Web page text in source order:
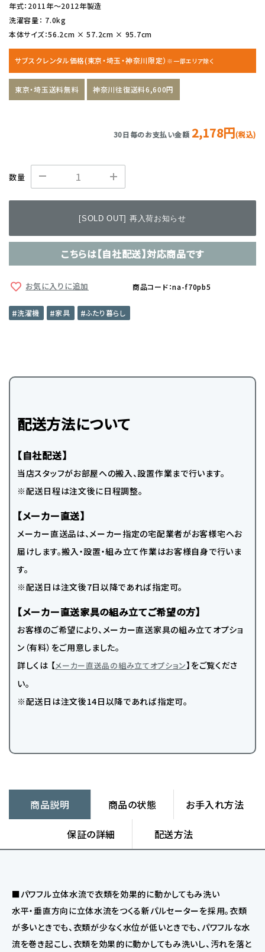
年式：2011年〜2012年製造
洗濯容量： 7.0kg
本体サイズ：56.2cm × 57.2cm × 95.7cm
サブスクレンタル価格(東京・埼玉・神奈川限定） ※一部エリア除く
東京・埼玉送料無料 神奈川往復送料6,600円
30日毎のお支払い金額 2,178円(税込)
数量
[SOLD OUT] 再入荷お知らせ
こちらは【自社配送】対応商品です
お気に入りに追加 商品コード：na-f70pb5
洗濯機 家具 ふたり暮らし
配送方法について
【自社配送】
当店スタッフがお部屋への搬入、設置作業まで行います。
※配送日程は注文後に日程調整。
【メーカー直送】
メーカー直送品は、メーカー指定の宅配業者がお客様宅へお
届けします。搬入・設置・組み立て作業はお客様自身で行いま
す。
※配送日は注文後7日以降であれば指定可。
【メーカー直送家具の組み立てご希望の方】
お客様のご希望により、メーカー直送家具の組み立てオプショ
ン（有料）をご用意しました。
詳しくは 【メーカー直送品の組み立てオプション】をご覧くださ
い。
※配送日は注文後14日以降であれば指定可。
商品説明 商品の状態 お手入れ方法
保証の詳細 配送方法
■パワフル立体水流で衣類を効果的に動かしてもみ洗い
水平・垂直方向に立体水流をつくる新パルセーターを採用。衣類
が多いときでも、衣類が少なく水位が低いときでも、パワフルな水
流を巻き起こし、衣類を効果的に動かしてもみ洗いし、汚れを落と